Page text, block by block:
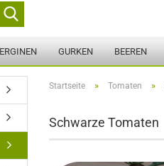
GURKEN BEEREN
Startseite » Tomaten »
Schwarze Tomaten